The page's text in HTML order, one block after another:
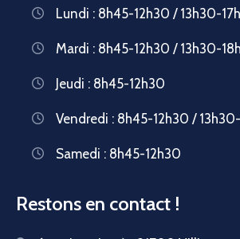
Lundi : 8h45-12h30 / 13h30-
Mardi : 8h45-12h30 / 13h30-
Jeudi : 8h45-12h30
Vendredi : 8h45-12h30 /
Samedi : 8h45-12h30
Restons en contact !